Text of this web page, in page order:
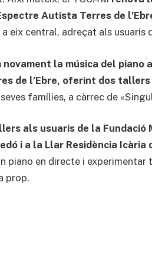
Autista Terres de
eix central, adreçat als usuaris
la música del piano
de l’Ebre, oferint dos
famílies, a càrrec de
als usuaris de la
i a la Llar Residència Icària
piano en directe i
prop.